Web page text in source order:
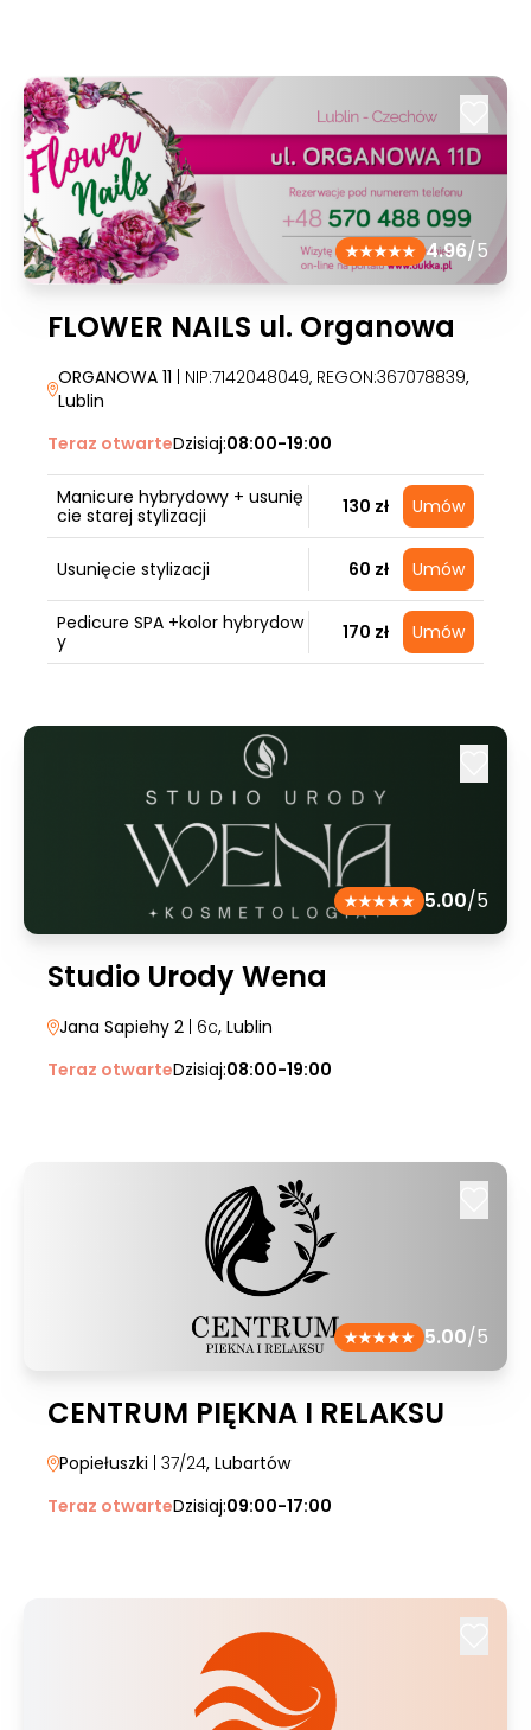
4.96/5
FLOWER NAILS ul. Organowa
ORGANOWA 11 | NIP:7142048049, REGON:367078839,
Lublin
Teraz otwarteDzisiaj:08:00-19:00
Manicure hybrydowy + usunię
cie starej stylizacji
130 zł Umów
Usunięcie stylizacji 60 zł Umów
Pedicure SPA +kolor hybrydow
y
170 zł Umów
5.00/5
Studio Urody Wena
Jana Sapiehy 2 | 6c, Lublin
Teraz otwarteDzisiaj:08:00-19:00
5.00/5
CENTRUM PIĘKNA I RELAKSU
Popiełuszki | 37/24, Lubartów
Teraz otwarteDzisiaj:09:00-17:00